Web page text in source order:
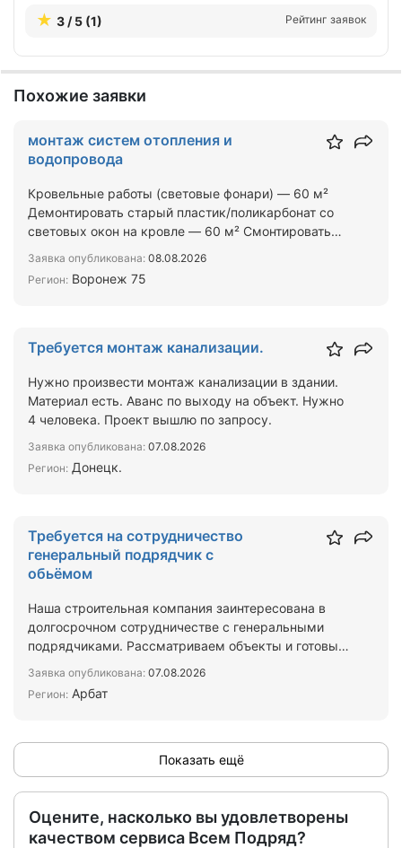
3 / 5 (1) Рейтинг заявок
Похожие заявки
монтаж систем отопления и
водопровода
Кровельные работы (световые фонари) — 60 м²
Демонтировать старый пластик/поликарбонат со
световых окон на кровле — 60 м² Смонтировать
Заявка опубликована: 08.08.2026
Регион: Воронеж 75
Требуется монтаж канализации.
Нужно произвести монтаж канализации в здании.
Материал есть. Аванс по выходу на объект. Нужно
4 человека. Проект вышлю по запросу.
Заявка опубликована: 07.08.2026
Регион: Донецк.
Требуется на сотрудничество
генеральный подрядчик с
обьёмом
Наша строительная компания заинтересована в
долгосрочном сотрудничестве с генеральными
подрядчиками. Рассматриваем объекты и готовы
Заявка опубликована: 07.08.2026
Регион: Арбат
Показать ещё
Оцените, насколько вы удовлетворены
качеством сервиса Всем Подряд?